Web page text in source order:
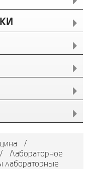
/
/
Лабораторное
лабораторные